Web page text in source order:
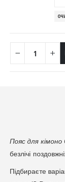
Пояс для кімоно
безлічі
Підбираєте